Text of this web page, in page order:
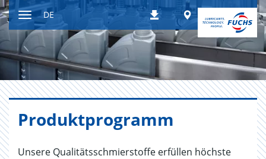
Zum
Inhalt Navigation
ein-
bzw.
ausblenden
DownloadsWorldwide
DE
Pro­dukt­pro­gramm
Unsere Qualitätsschmierstoffe erfüllen höchste